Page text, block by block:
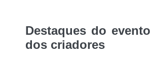
Destaques do
dos criadores